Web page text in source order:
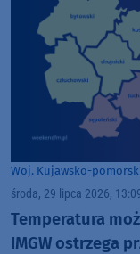
Woj. Kujawsko-
środa, 29 lipca 2026,
Temperatura
IMGW ostrzega